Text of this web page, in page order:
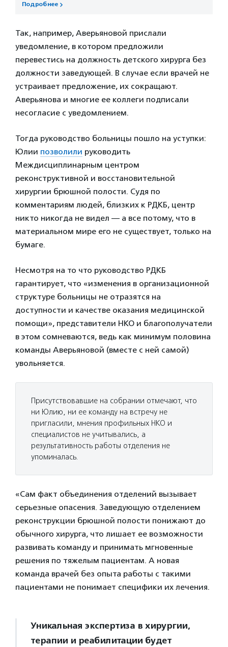
Подробнее
Так, например, Аверьяновой прислали
уведомление, в котором предложили
перевестись на должность детского хирурга без
должности заведующей. В случае если врачей не
устраивает предложение, их сокращают.
Аверьянова и многие ее коллеги подписали
несогласие с уведомлением.
Тогда руководство больницы пошло на уступки:
Юлии позволили руководить
Междисциплинарным центром
реконструктивной и восстановительной
хирургии брюшной полости. Судя по
комментариям людей, близких к РДКБ, центр
никто никогда не видел — а все потому, что в
материальном мире его не существует, только на
бумаге.
Несмотря на то что руководство РДКБ
гарантирует, что «изменения в организационной
структуре больницы не отразятся на
доступности и качестве оказания медицинской
помощи», представители НКО и благополучатели
в этом сомневаются, ведь как минимум половина
команды Аверьяновой (вместе с ней самой)
увольняется.
Присутствовавшие на собрании отмечают, что
ни Юлию, ни ее команду на встречу не
пригласили, мнения профильных НКО и
специалистов не учитывались, а
результативность работы отделения не
упоминалась.
«Сам факт объединения отделений вызывает
серьезные опасения. Заведующую отделением
реконструкции брюшной полости понижают до
обычного хирурга, что лишает ее возможности
развивать команду и принимать мгновенные
решения по тяжелым пациентам. А новая
команда врачей без опыта работы с такими
пациентами не понимает специфики их лечения.
Уникальная экспертиза в хирургии,
терапии и реабилитации будет